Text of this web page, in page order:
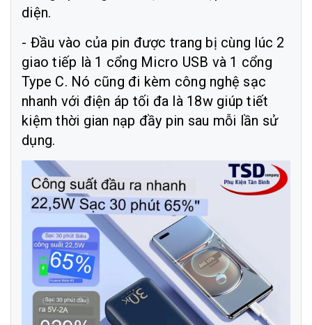
diện.
- Đầu vào của pin được trang bị cùng lúc 2
giao tiếp là 1 cổng Micro USB và 1 cổng
Type C. Nó cũng đi kèm công nghệ sạc
nhanh với điện áp tối đa là 18w giúp tiết
kiệm thời gian nạp đầy pin sau mỗi lần sử
dụng.